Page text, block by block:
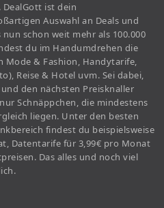
DealGott ist dein
Auswahl an Deals und
schon weit mehr als 100.000
du im Handumdrehen die
Mode & Fashion, Handytarife,
Reise & Hotel uvm. Sei dabei,
den nächsten Preisknaller
Schnäppchen, die mindestens
liegen. Unter den besten
findest du beispielsweise
Datentarife für 3,99€ pro Monat
Das alles und noch viel